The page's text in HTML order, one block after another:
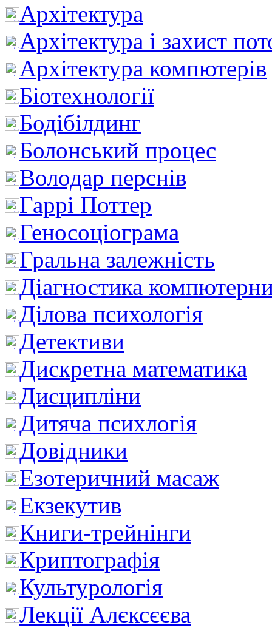
Архітектура
Архітектура і захист
Архітектура компютерів
Біотехнології
Бодібілдинг
Болонський процес
Володар перснів
Гаррі Поттер
Геносоціограма
Гральна залежність
Діагностика
Ділова психологія
Детективи
Дискретна математика
Дисципліни
Дитяча психлогія
Довідники
Езотеричний масаж
Екзекутив
Книги-трейнінги
Криптографія
Культурологія
Лекції Алєксєєва